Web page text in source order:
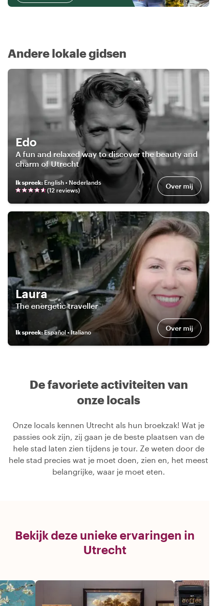
Andere lokale gidsen
Edo
A fun and relaxed way to discover the beauty and
charm of Utrecht
Ik spreek: English • Nederlands
(12 reviews) Over mij
Laura
The energetic traveller
Ik spreek:Español • Italiano Over mij
De favoriete activiteiten van
onze locals
Onze locals kennen Utrecht als hun broekzak! Wat je
passies ook zijn, zij gaan je de beste plaatsen van de
hele stad laten zien tijdens je tour. Ze weten door de
hele stad precies wat je moet doen, zien en, het meest
belangrijke, waar je moet eten.
Bekijk deze unieke ervaringen in
Utrecht